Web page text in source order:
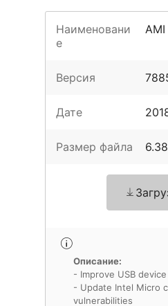
Наименовани
е
AMI
Версия
Дате
Размер файла
Описание:
- Improve USB
- Update Intel Micro
vulnerabilities